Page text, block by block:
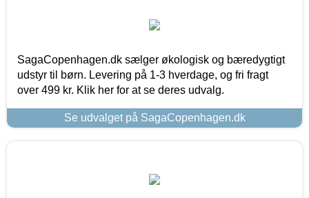
SagaCopenhagen.dk sælger økologisk og bæredygtigt
udstyr til børn. Levering på 1-3 hverdage, og fri fragt
over 499 kr. Klik her for at se deres udvalg.
Se udvalget på SagaCopenhagen.dk